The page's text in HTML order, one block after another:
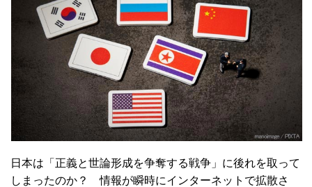
日本は「正義と世論形成を争奪する戦争」に後れを取って
しまったのか？ 情報が瞬時にインターネットで拡散さ